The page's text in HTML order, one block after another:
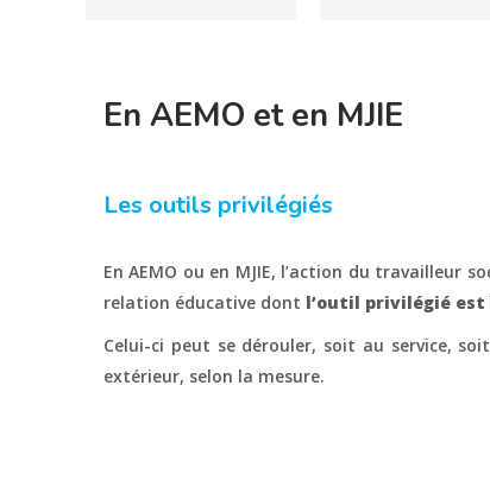
En AEMO et en MJIE
Les outils privilégiés
En AEMO ou en MJIE, l’action du travailleur
relation éducative dont l’outil privilégié
Celui-ci peut se dérouler, soit au service,
extérieur, selon la mesure.